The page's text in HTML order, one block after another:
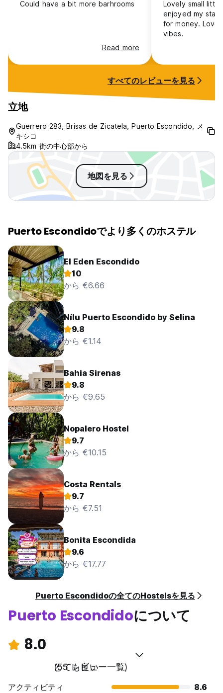
Could have a bit more barhrooms
Read more
Lovely small
enjoyed my stay
for money.
vibes.
すべてのレビューを見る
立地
Guerrero 283, Brisas de Zicatela, Puerto Escondido, メ
キシコ
4.5km 街の中心部から
地図を見る
Puerto Escondidoでより多くのホステル
El Eden Escondido
10
から €6.66
Nílu Puerto Escondido by Selina
9.8
から €1.14
Bahia Sirenas
9.8
から €9.65
Nopalero Hostel
9.7
から €10.15
Costa Rentals
9.7
から €7.51
Bonita Escondida
9.6
から €17.77
Puerto Escondidoの全てのHostelsを見る
Puerto Escondidoについて
8.0
とても良い
(55 レビュー一覧)
アクティビティ
8.6